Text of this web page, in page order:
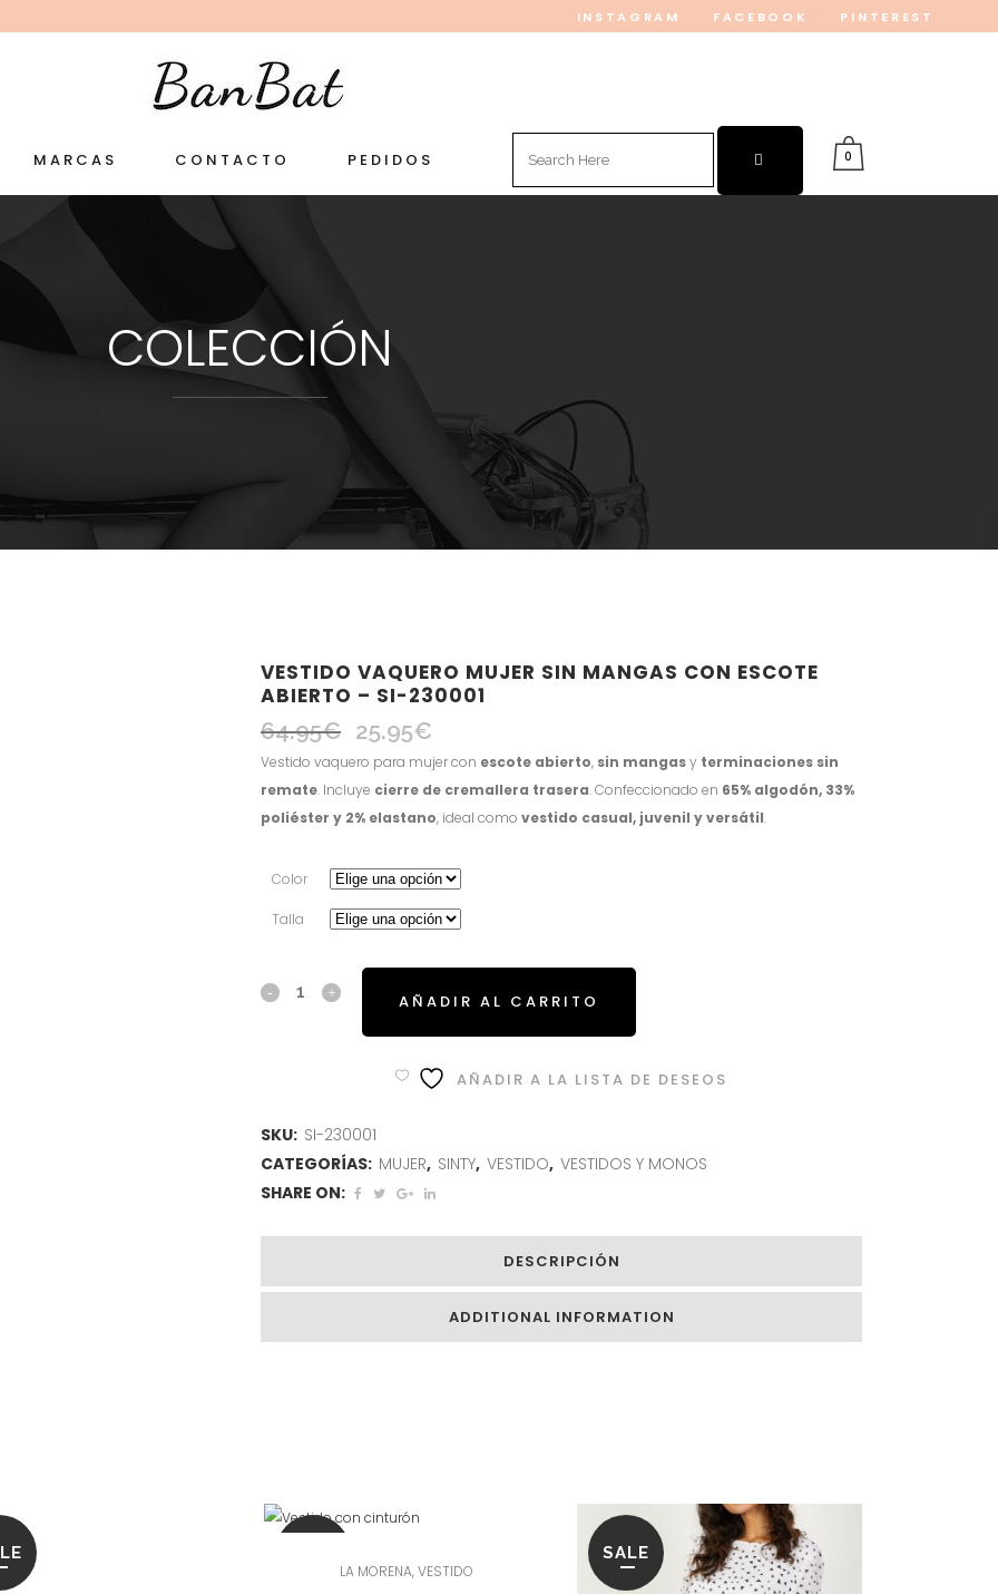
INSTAGRAM FACEBOOK PINTEREST
MARCAS CONTACTO PEDIDOS
Search
for:
0
COLECCIÓN
VESTIDO VAQUERO MUJER SIN MANGAS CON ESCOTE
ABIERTO – SI-230001
64.95€
El
precio
original
era:
25.95€
precio
actual
es:
Vestido vaquero para mujer con escote abierto, sin mangasy terminaciones sin
remate. Incluye cierre de cremallera trasera. Confeccionado en 65% algodón, 33%
poliéster y 2% elastano, ideal como vestido casual, juvenil y versátil.
Color
Talla
AÑADIR AL CARRITO
AÑADIR A LA LISTA DE DESEOS
SKU: SI-230001
CATEGORÍAS: MUJER, SINTY, VESTIDO, VESTIDOS Y MONOS
SHARE ON:
DESCRIPCIÓN
ADDITIONAL INFORMATION
LA MORENA,VESTIDO
SALE